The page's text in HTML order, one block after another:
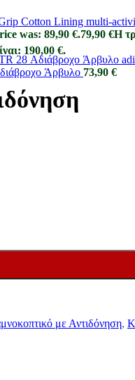
Cotton Lining multi-
was: 89,90 €.79,90 €Η
Άρβυλο 73,90 €
190,00 €.
με Αντιδόνηση,